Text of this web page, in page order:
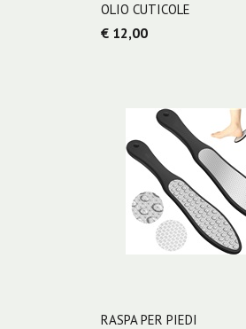
OLIO CUTICOLE
€ 12,00
RASPA PER PIEDI